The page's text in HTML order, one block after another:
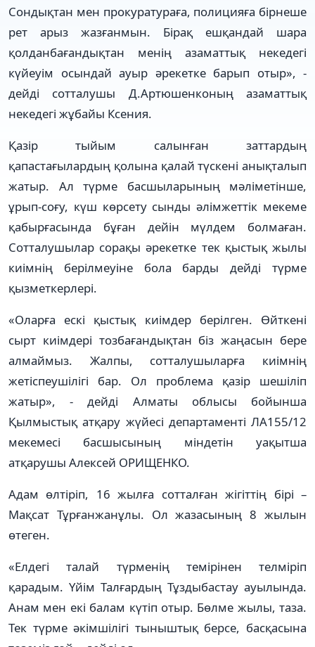
Сондықтан мен прокуратураға, полицияға бірнеше
рет арыз жазғанмын. Бірақ ешқандай шара
қолданбағандықтан менің азаматтық некедегі
күйеуім осындай ауыр әрекетке барып отыр», -
дейді сотталушы Д.Артюшенконың азаматтық
некедегі жұбайы Ксения.
Қазір тыйым салынған заттардың
қапастағылардың қолына қалай түскені анықталып
жатыр. Ал түрме басшыларының мәліметінше,
ұрып-соғу, күш көрсету сынды әлімжеттік мекеме
қабырғасында бұған дейін мүлдем болмаған.
Сотталушылар сорақы әрекетке тек қыстық жылы
киімнің берілмеуіне бола барды дейді түрме
қызметкерлері.
«Оларға ескі қыстық киімдер берілген. Өйткені
сырт киімдері тозбағандықтан біз жаңасын бере
алмаймыз. Жалпы, сотталушыларға киімнің
жетіспеушілігі бар. Ол проблема қазір шешіліп
жатыр», - дейді Алматы облысы бойынша
Қылмыстық атқару жүйесі департаменті ЛА155/12
мекемесі басшысының міндетін уақытша
атқарушы Алексей ОРИЩЕНКО.
Адам өлтіріп, 16 жылға сотталған жігіттің бірі –
Мақсат Тұрғанжанұлы. Ол жазасының 8 жылын
өтеген.
«Елдегі талай түрменің темірінен телміріп
қарадым. Үйім Талғардың Тұздыбастау ауылында.
Анам мен екі балам күтіп отыр. Бөлме жылы, таза.
Тек түрме әкімшілігі тыныштық берсе, басқасына